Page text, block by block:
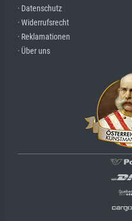
· Datenschutz
· Widerrufsrecht
· Reklamationen
· Über uns